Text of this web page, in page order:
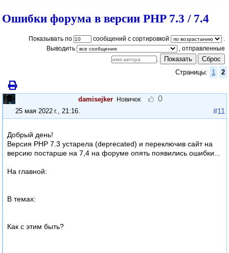
Ошибки форума в версии PHP 7.3 / 7.4
Показывать по сообщений с сортировкой
Выводить
Показать
Сброс
Страницы:
1 2
damisejker Новичок 0
25 мая 2022 г., 21:16 #11
Добрый день!
Версия PHP 7.3 устарела (deprecated) и переключив сайт на
версию постарше на 7,4 на форуме опять появились ошибки...
На главной:
В темах:
Как с этим быть?